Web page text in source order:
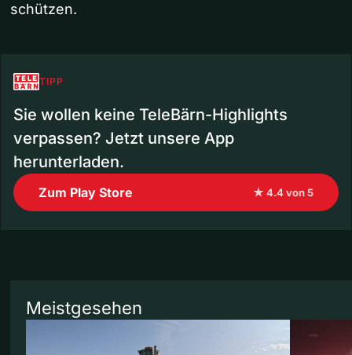
schützen.
TIPP
Sie wollen keine TeleBärn-Highlights
verpassen? Jetzt unsere App
herunterladen.
Zum Play Store ★ 4.4 von 5
Meistgesehen